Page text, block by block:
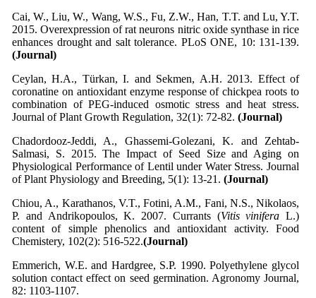
Cai, W., Liu, W., Wang, W.S., Fu, Z.W., Han, T.T. and Lu, Y.T.
2015. Overexpression of rat neurons nitric oxide synthase in rice
enhances drought and salt tolerance. PLoS ONE, 10: 131-139.
(Journal)
Ceylan, H.A., Türkan, I. and Sekmen, A.H. 2013. Effect of
coronatine on antioxidant enzyme response of chickpea roots to
combination of PEG-induced osmotic stress and heat stress.
Journal of Plant Growth Regulation, 32(1): 72-82. (Journal)
Chadordooz-Jeddi, A., Ghassemi-Golezani, K. and Zehtab-
Salmasi, S. 2015. The Impact of Seed Size and Aging on
Physiological Performance of Lentil under Water Stress. Journal
of Plant Physiology and Breeding, 5(1): 13-21. (Journal)
Chiou, A., Karathanos, V.T., Fotini, A.M., Fani, N.S., Nikolaos,
P. and Andrikopoulos, K. 2007. Currants (Vitis vinifera L.)
content of simple phenolics and antioxidant activity. Food
Chemistery, 102(2): 516-522.(Journal)
Emmerich, W.E. and Hardgree, S.P. 1990. Polyethylene glycol
solution contact effect on seed germination. Agronomy Journal,
82: 1103-1107.